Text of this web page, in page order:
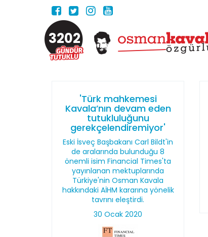
3202
'Türk mahkemesi
Kavala’nın devam eden
tutukluluğunu
gerekçelendiremiyor'
Eski İsveç Başbakanı Carl Bildt'in
de aralarında bulunduğu 8
önemli isim Financial Times'ta
yayınlanan mektuplarında
Türkiye'nin Osman Kavala
hakkındaki AİHM kararına yönelik
tavrını eleştirdi.
30 Ocak 2020